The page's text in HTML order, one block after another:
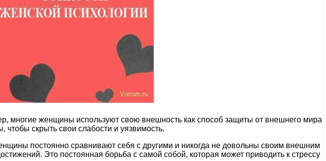
многие женщины используют свою внешность как способ защиты от внешнего мира
скрыть свои слабости и уязвимость.
постоянно сравнивают себя с другими и никогда не довольны своим внешним
Это постоянная борьба с самой собой, которая может приводить к стрессу